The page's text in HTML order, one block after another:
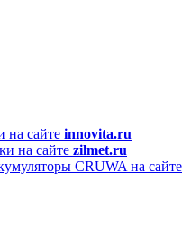
на сайте innovita.ru
на сайте zilmet.ru
CRUWA на сайте